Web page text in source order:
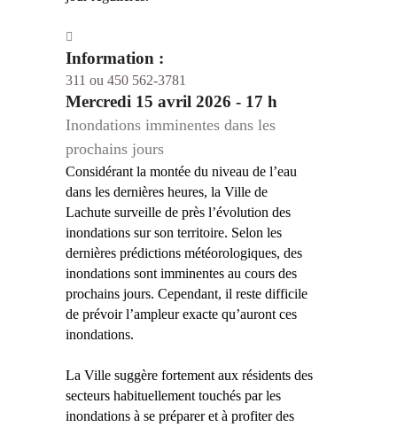
Information :
311 ou 450 562-3781
Mercredi 15 avril 2026 - 17 h
Inondations imminentes dans les
prochains jours
Considérant la montée du niveau de l’eau
dans les dernières heures, la Ville de
Lachute surveille de près l’évolution des
inondations sur son territoire. Selon les
dernières prédictions météorologiques, des
inondations sont imminentes au cours des
prochains jours. Cependant, il reste difficile
de prévoir l’ampleur exacte qu’auront ces
inondations.
La Ville suggère fortement aux résidents des
secteurs habituellement touchés par les
inondations à se préparer et à profiter des